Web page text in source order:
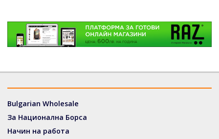
Bulgarian Wholesale
За Национална Борса
Начин на работа